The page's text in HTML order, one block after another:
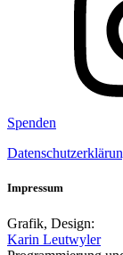
Spenden
Impressum
Grafik, Design:
Karin Leutwyler